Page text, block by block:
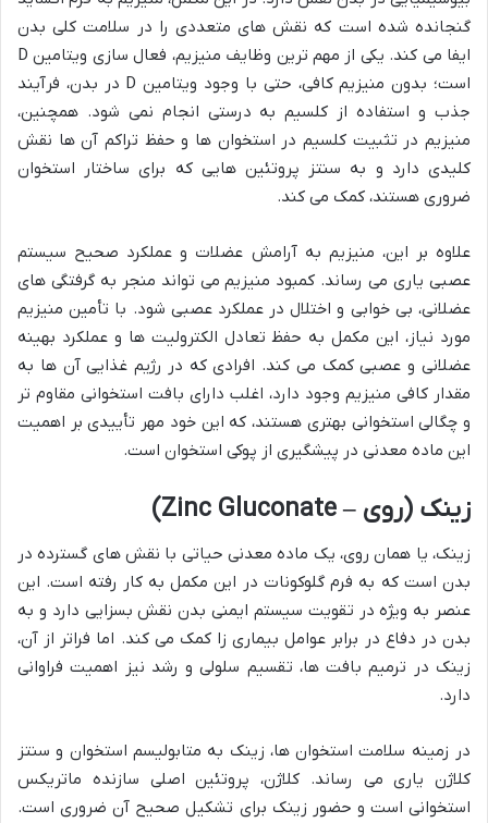
گنجانده شده است که نقش های متعددی را در سلامت کلی بدن
ایفا می کند. یکی از مهم ترین وظایف منیزیم، فعال سازی ویتامین D
است؛ بدون منیزیم کافی، حتی با وجود ویتامین D در بدن، فرآیند
جذب و استفاده از کلسیم به درستی انجام نمی شود. همچنین،
منیزیم در تثبیت کلسیم در استخوان ها و حفظ تراکم آن ها نقش
کلیدی دارد و به سنتز پروتئین هایی که برای ساختار استخوان
ضروری هستند، کمک می کند.
علاوه بر این، منیزیم به آرامش عضلات و عملکرد صحیح سیستم
عصبی یاری می رساند. کمبود منیزیم می تواند منجر به گرفتگی های
عضلانی، بی خوابی و اختلال در عملکرد عصبی شود. با تأمین منیزیم
مورد نیاز، این مکمل به حفظ تعادل الکترولیت ها و عملکرد بهینه
عضلانی و عصبی کمک می کند. افرادی که در رژیم غذایی آن ها به
مقدار کافی منیزیم وجود دارد، اغلب دارای بافت استخوانی مقاوم تر
و چگالی استخوانی بهتری هستند، که این خود مهر تأییدی بر اهمیت
این ماده معدنی در پیشگیری از پوکی استخوان است.
زینک (روی – Zinc Gluconate)
زینک، یا همان روی، یک ماده معدنی حیاتی با نقش های گسترده در
بدن است که به فرم گلوکونات در این مکمل به کار رفته است. این
عنصر به ویژه در تقویت سیستم ایمنی بدن نقش بسزایی دارد و به
بدن در دفاع در برابر عوامل بیماری زا کمک می کند. اما فراتر از آن،
زینک در ترمیم بافت ها، تقسیم سلولی و رشد نیز اهمیت فراوانی
دارد.
در زمینه سلامت استخوان ها، زینک به متابولیسم استخوان و سنتز
کلاژن یاری می رساند. کلاژن، پروتئین اصلی سازنده ماتریکس
استخوانی است و حضور زینک برای تشکیل صحیح آن ضروری است.